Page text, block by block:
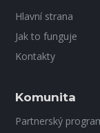
Hlavní strana
Jak to funguje
Kontakty
Komunita
Partnerský